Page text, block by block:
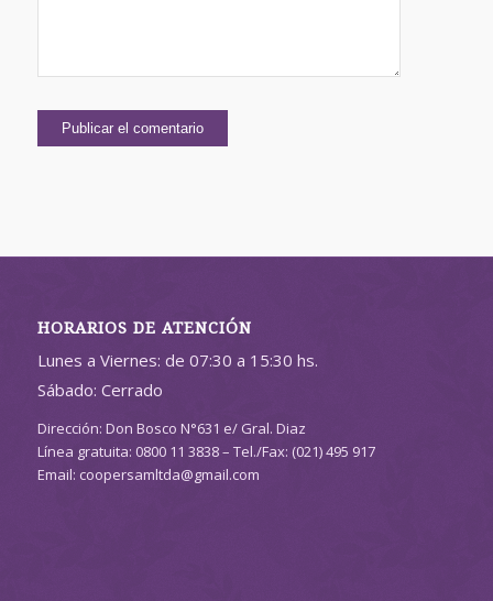
HORARIOS DE ATENCIÓN
Lunes a Viernes: de 07:30 a 15:30 hs.
Sábado: Cerrado
Dirección: Don Bosco N°631 e/ Gral. Diaz
Línea gratuita: 0800 11 3838 – Tel./Fax: (021) 495 917
Email: coopersamltda@gmail.com